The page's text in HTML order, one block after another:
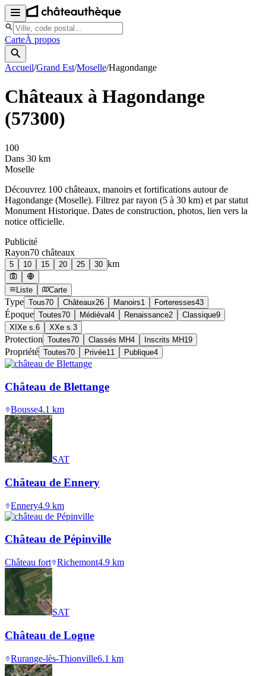
CarteÀ propos
Accueil/Grand Est/Moselle/Hagondange
Châteaux à Hagondange
(57300)
100
Dans 30 km
Moselle
Découvrez 100 châteaux, manoirs et fortifications autour de
Hagondange (Moselle). Filtrez par rayon (5 à 30 km) et par statut
Monument Historique. Dates de construction, photos, lien vers la
notice officielle.
Publicité
Rayon70 châteaux
5 10 15 20 25 30 km
Liste Carte
Type Tous70 Châteaux26 Manoirs1 Forteresses43
Époque Toutes70 Médiéval 4 Renaissance2 Classique9
XIXe s. 6 XXe s. 3
Protection Toutes70 Classés MH4 Inscrits MH19
Propriété Toutes70 Privée11 Publique4
Château de Blettange
Bousse4.1 km
SAT
Château de Ennery
Ennery4.9 km
Château de Pépinville
Château fort Richemont4.9 km
SAT
Château de Logne
Rurange-lès-Thionville6.1 km